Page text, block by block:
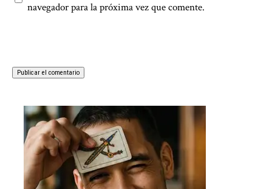
navegador para la próxima vez que comente.